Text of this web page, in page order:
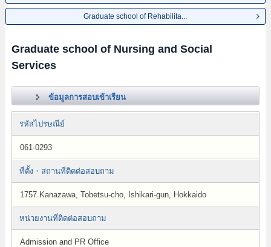
Graduate school of Rehabilita...
Graduate school of Nursing and Social
Services
ข้อมูลการสอบเข้าเรียน
รหัสไปรษณีย์
061-0293
ที่ตั้ง・สถานที่ติดต่อสอบถาม
1757 Kanazawa, Tobetsu-cho, Ishikari-gun, Hokkaido
หน่วยงานที่ติดต่อสอบถาม
Admission and PR Office